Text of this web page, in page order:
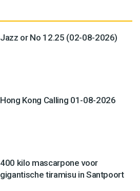
Jazz or No 12.25 (02-08-2026)
Hong Kong Calling 01-08-2026
400 kilo mascarpone voor
gigantische tiramisu in Santpoort